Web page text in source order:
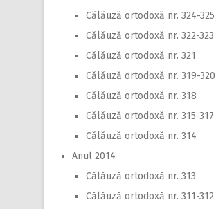
Călăuză ortodoxă nr. 324-325
Călăuză ortodoxă nr. 322-323
Călăuză ortodoxă nr. 321
Călăuză ortodoxă nr. 319-320
Călăuză ortodoxă nr. 318
Călăuză ortodoxă nr. 315-317
Călăuză ortodoxă nr. 314
Anul 2014
Călăuză ortodoxă nr. 313
Călăuză ortodoxă nr. 311-312